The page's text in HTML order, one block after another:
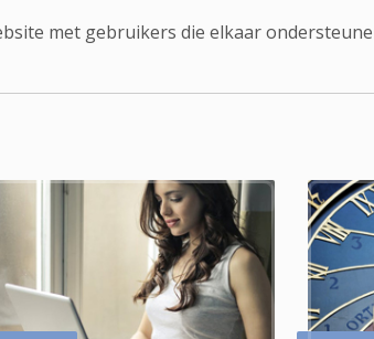
met gebruikers die elkaar